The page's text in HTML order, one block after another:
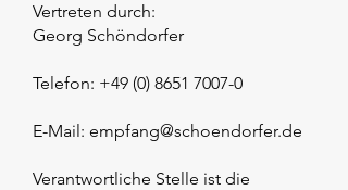
Vertreten durch:
Georg Schöndorfer
Telefon: +49 (0) 8651 7007-0
E-Mail: empfang@schoendorfer.de
Verantwortliche Stelle ist die